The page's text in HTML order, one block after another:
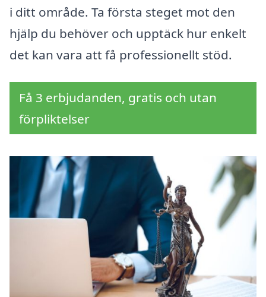
i ditt område. Ta första steget mot den
hjälp du behöver och upptäck hur enkelt
det kan vara att få professionellt stöd.
Få 3 erbjudanden, gratis och utan
förpliktelser